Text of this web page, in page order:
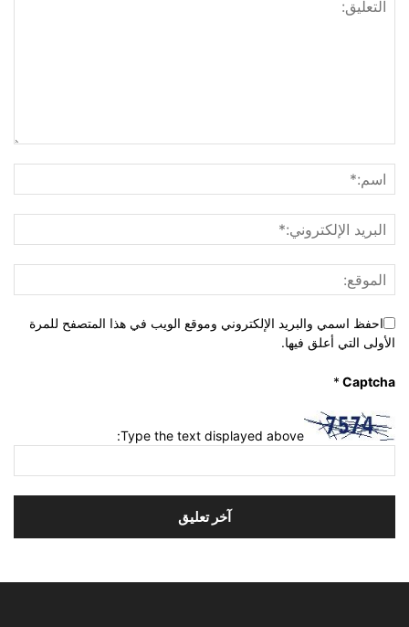
احفظ اسمي والبريد الإلكتروني وموقع الويب في هذا المتصفح للمرة
الأولى التي أعلق فيها.
Captcha
*
Type the text displayed above: